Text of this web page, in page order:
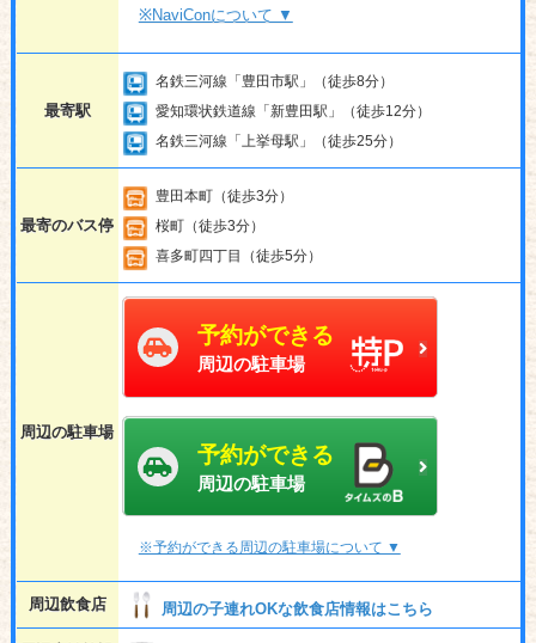
※NaviConについて ▼
最寄駅
名鉄三河線「豊田市駅」（徒歩8分）
愛知環状鉄道線「新豊田駅」（徒歩12分）
名鉄三河線「上挙母駅」（徒歩25分）
最寄のバス停
豊田本町（徒歩3分）
桜町（徒歩3分）
喜多町四丁目（徒歩5分）
周辺の駐車場
予約ができる
周辺の駐車場
予約ができる
周辺の駐車場
※予約ができる周辺の駐車場について ▼
周辺飲食店 周辺の子連れOKな飲食店情報はこちら